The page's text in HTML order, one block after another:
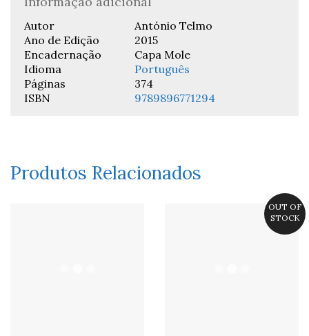
Autor
António Telmo
Ano de Edição
2015
Encadernação
Capa Mole
Idioma
Português
Páginas
374
ISBN
9789896771294
Produtos Relacionados
OUT OF
STOCK